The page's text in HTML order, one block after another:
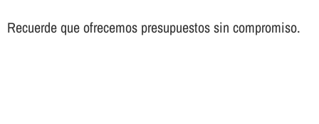
Recuerde que ofrecemos presupuestos sin compromiso.